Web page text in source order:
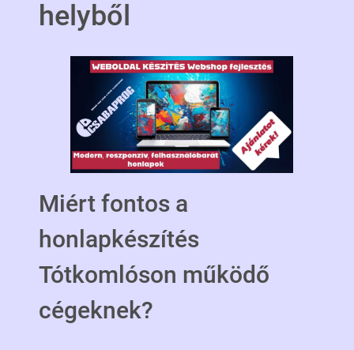
helyből
Miért fontos a
honlapkészítés
Tótkomlóson működő
cégeknek?